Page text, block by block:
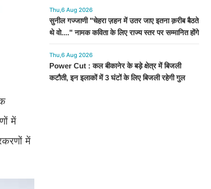
में
में
Thu,6 Aug 2026
सुनील गज्जाणी "चेहरा ज़हन में उतर जाए इतना क़रीब बैठते
थे वो...." नामक कविता के लिए राज्य स्तर पर सम्मानित होंगे
Thu,6 Aug 2026
Power Cut : कल बीकानेर के बड़े क्षेत्र में बिजली
कटौती, इन इलाकों में 3 घंटों के लिए बिजली रहेगी गुल